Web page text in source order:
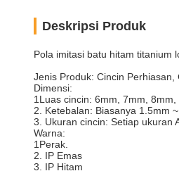
Deskripsi Produk
Pola imitasi batu hitam titanium
Jenis Produk: Cincin Perhiasan,
Dimensi:
1Luas cincin: 6mm, 7mm,
2. Ketebalan: Biasanya 1.5mm
3. Ukuran cincin: Setiap ukuran
Warna:
1Perak.
2. IP Emas
3. IP Hitam